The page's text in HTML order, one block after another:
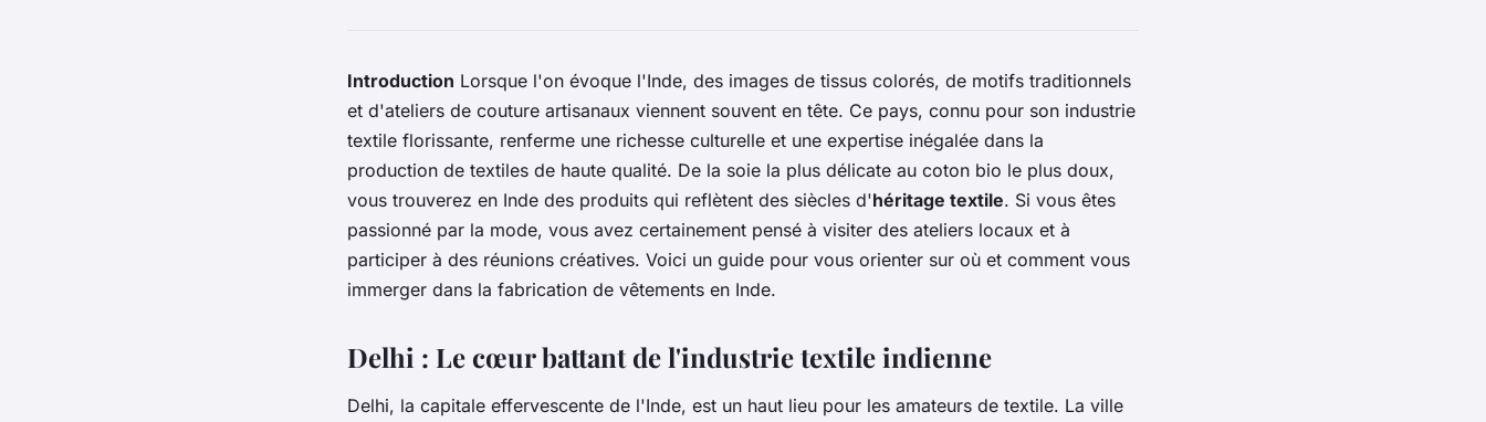
Introduction Lorsque l'on évoque l'Inde, des images de tissus colorés, de motifs traditionnels
et d'ateliers de couture artisanaux viennent souvent en tête. Ce pays, connu pour son industrie
textile florissante, renferme une richesse culturelle et une expertise inégalée dans la
production de textiles de haute qualité. De la soie la plus délicate au coton bio le plus doux,
vous trouverez en Inde des produits qui reflètent des siècles d'héritage textile. Si vous êtes
passionné par la mode, vous avez certainement pensé à visiter des ateliers locaux et à
participer à des réunions créatives. Voici un guide pour vous orienter sur où et comment vous
immerger dans la fabrication de vêtements en Inde.
Delhi : Le cœur battant de l'industrie textile indienne
Delhi, la capitale effervescente de l'Inde, est un haut lieu pour les amateurs de textile. La ville